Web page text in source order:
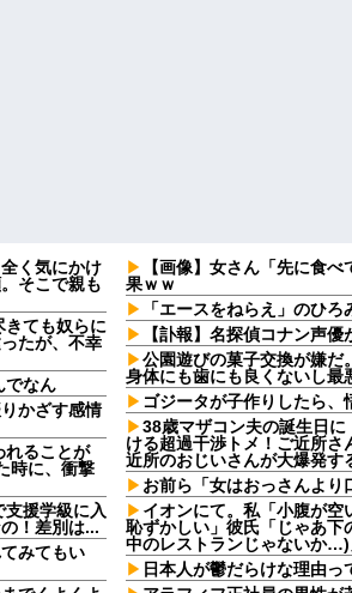
く気にかけ
そこで親も
きても奴らに
たが、不幸
でなん
かざす感情
れることが
時に、衝撃
支援学級に入
！差別は...
みてもい
【画像】女さん「先に食
果ｗｗ
「エースをねらえ」のひ
【訃報】名探偵コナン声
公園遊びの菓子交換が嫌だ
身体にも歯にも良くないし最
ゴジータが子作りしたら
38歳マザコン夫の誕生日
ける超過干渉トメ！ご近所
近所のおじいさんが大爆発す
お前ら「女はおっさんよ
イオンにて。私「小腹が
恥ずかしい」彼氏「じゃあ下
中のレストランじゃないか…)
日本人が鬱だらけな理由っ